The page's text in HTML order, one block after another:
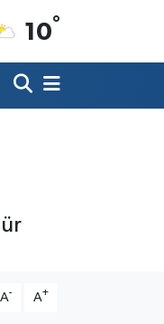
10°
A- A+